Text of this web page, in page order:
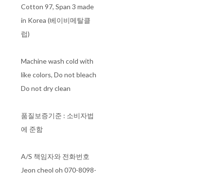
Cotton 97, Span 3 made
in Korea (베이비메탈클
럽)
Machine wash cold with
like colors, Do not bleach
Do not dry clean
품질보증기준 : 소비자법
에 준함
A/S 책임자와 전화번호
Jeon cheol oh 070-8098-